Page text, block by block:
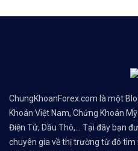
ChungKhoanForex.com là một
Khoán Việt Nam, Chứng Khoán
Điện Tử, Dầu Thô,... Tại đây bạn
chuyên gia về thị trường từ đó tìm